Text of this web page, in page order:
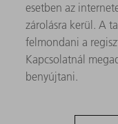
esetben az
zárolásra kerül. A
felmondani a
Kapcsolatnál
benyújtani.